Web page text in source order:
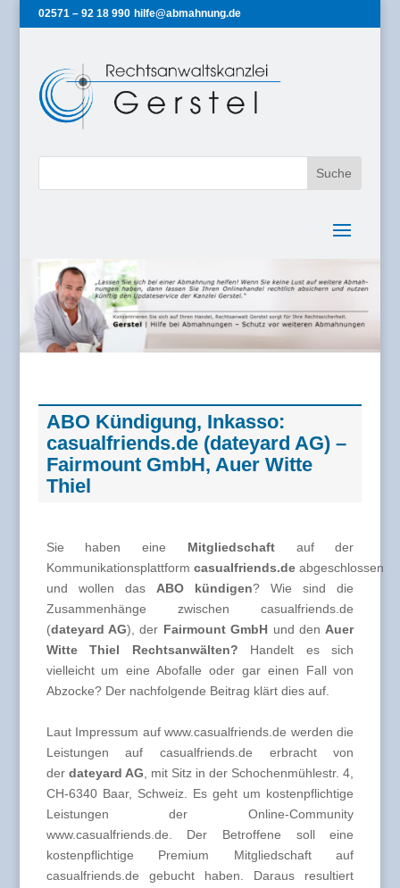
02571 – 92 18 990 hilfe@abmahnung.de
ABO Kündigung, Inkasso:
casualfriends.de (dateyard AG) –
Fairmount GmbH, Auer Witte
Thiel
Sie haben eine Mitgliedschaft auf der
Kommunikationsplattform casualfriends.deabgeschlossen
und wollen das ABO kündigen? Wie sind die
Zusammenhänge zwischen casualfriends.de
(dateyard AG), der Fairmount GmbH und denAuer
Witte Thiel Rechtsanwälten? Handelt es sich
vielleicht um eine Abofalle oder gar einen Fall von
Abzocke? Der nachfolgende Beitrag klärt dies auf.
Laut Impressum auf www.casualfriends.de werden die
Leistungen auf casualfriends.de erbracht von
der dateyard AG, mit Sitz in der Schochenmühlestr. 4,
CH-6340 Baar, Schweiz. Es geht um kostenpflichtige
Leistungen der Online-Community
www.casualfriends.de. Der Betroffene soll eine
kostenpflichtige Premium Mitgliedschaft auf
casualfriends.de gebucht haben. Daraus resultiert